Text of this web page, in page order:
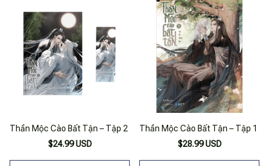
Thần Mộc Cào Bất Tận – Tập 2
$24.99 USD
Thần Mộc Cào Bất Tận – Tập 1
$28.99 USD